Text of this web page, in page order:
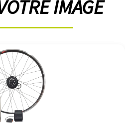
IMAGE